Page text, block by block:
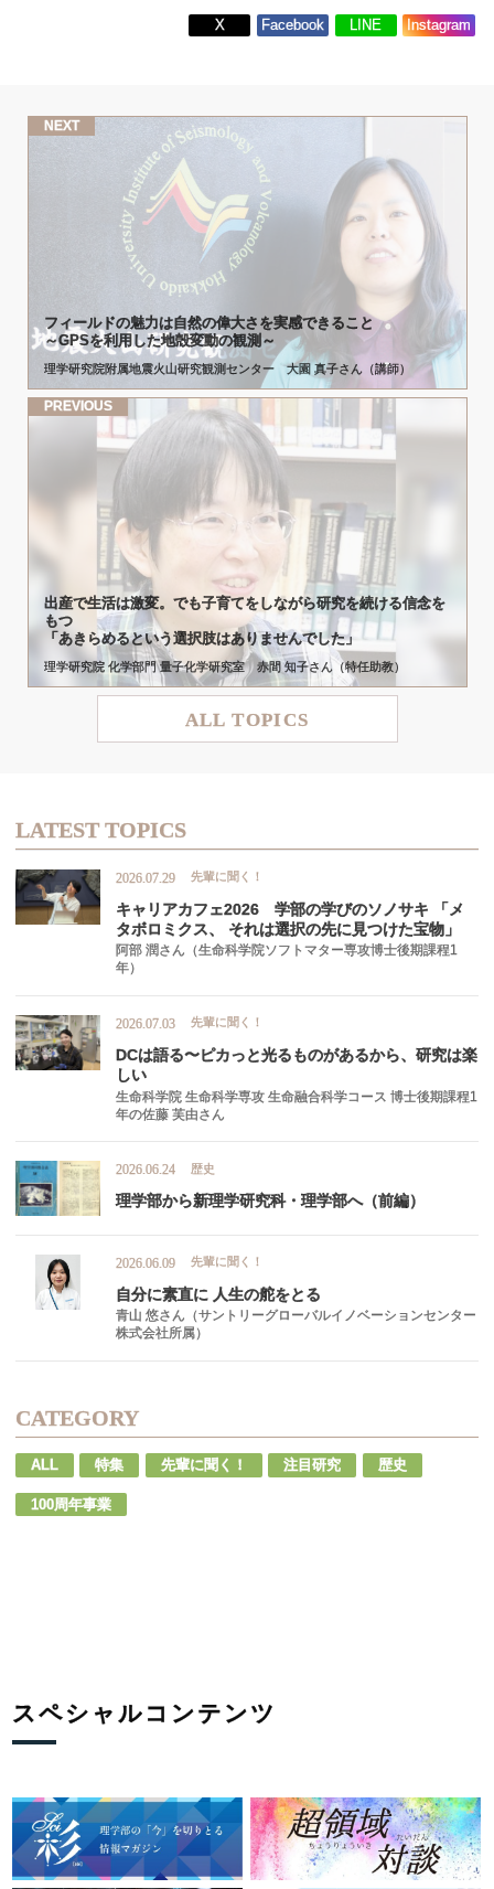
X Facebook LINE Instagram
NEXT
フィールドの魅力は自然の偉大さを実感できること
～GPSを利用した地殻変動の観測 ～
理学研究院附属地震火山研究観測センター 大園 真子さん（講師）
PREVIOUS
出産で生活は激変。 でも子育てをしながら研究を続ける信念を
もつ
「あきらめるという選択肢はありませんでした」
理学研究院 化学部門 量子化学研究室 赤間 知子さん（特任助教）
ALL TOPICS
LATEST TOPICS
2026.07.29 先輩に聞く！
キャリアカフェ2026 学部の学びのソノサキ
「メ
タボロミクス、
それは選択の先に見つけた宝物」
阿部 潤さん（生命科学院ソフトマター専攻博士後期課程1
年）
2026.07.03 先輩に聞く！
DCは語る〜ピカっと光るものがあるから、 研究は楽
しい
生命科学院 生命科学専攻 生命融合科学コース 博士後期課程1
年の佐藤 芙由さん
2026.06.24 歴史
理学部から新理学研究科・理学部へ（前編）
2026.06.09 先輩に聞く！
自分に素直に 人生の舵をとる
青山 悠さん（サントリーグローバルイノベーションセンター
株式会社所属）
CATEGORY
ALL 特集 先輩に聞く！ 注目研究 歴史
100周年事業
スペシャルコンテンツ